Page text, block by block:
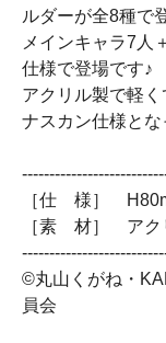
ルダーが全8種で
メインキャラ7人
仕様で登場です♪
アクリル製で軽
ナスカン仕様とな
［仕 様］
［素 材］ アク
©丸山くがね・
員会